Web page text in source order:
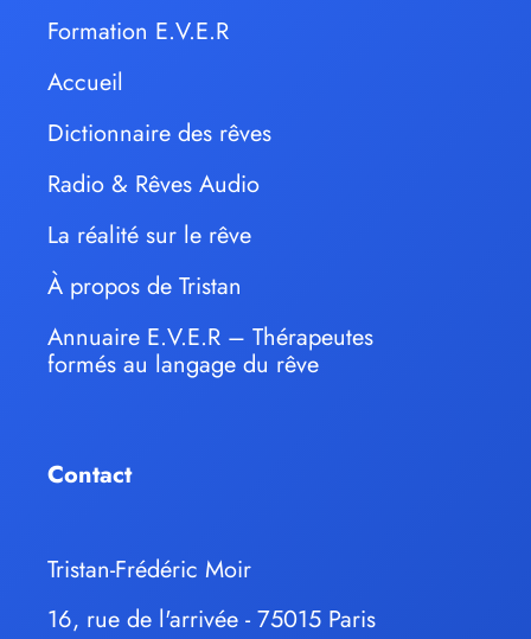
Formation E.V.E.R
Accueil
Dictionnaire des rêves
Radio & Rêves Audio
La réalité sur le rêve
À propos de Tristan
Annuaire E.V.E.R – Thérapeutes
formés au langage du rêve
Contact
Tristan-Frédéric Moir
16, rue de l'arrivée - 75015 Paris